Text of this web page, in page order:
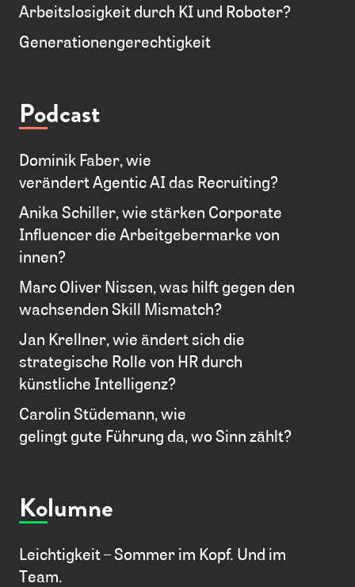
Arbeitslosigkeit durch KI und Roboter?
Generationengerechtigkeit
Podcast
Dominik Faber, wie
verändert Agentic AI das Recruiting?
Anika Schiller, wie stärken Corporate
Influencer die Arbeitgebermarke von
innen?
Marc Oliver Nissen, was hilft gegen den
wachsenden Skill Mismatch?
Jan Krellner, wie ändert sich die
strategische Rolle von HR durch
künstliche Intelligenz?
Carolin Stüdemann, wie
gelingt gute Führung da, wo Sinn zählt?
Kolumne
Leichtigkeit – Sommer im Kopf. Und im
Team.